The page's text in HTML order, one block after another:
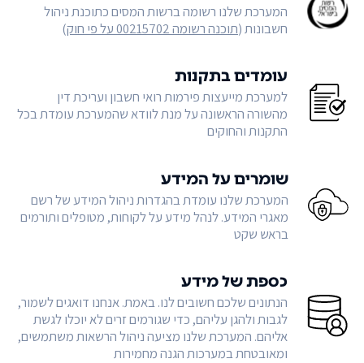
המערכת שלנו רשומה ברשות המסים כתוכנת ניהול
חשבונות (תוכנה רשומה 00215702 על פי חוק )
עומדים בתקנות
למערכת מייעצות פירמות רואי חשבון ועריכת דין
מהשורה הראשונה על מנת לוודא שהמערכת עומדת בכל
התקנות והחוקים
שומרים על המידע
המערכת שלנו עומדת בהגדרות ניהול המידע של רשם
מאגרי המידע. לנהל מידע על לקוחות, מטופלים ותורמים
בראש שקט
כספת של מידע
הנתונים שלכם חשובים לנו. באמת. אנחנו דואגים לשמור,
לגבות ולהגן עליהם, כדי שגורמים זרים לא יוכלו לגשת
אליהם. המערכת שלנו מציעה ניהול הרשאות משתמשים,
ומאובטחת במערכות הגנה מחמירות